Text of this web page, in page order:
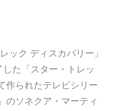
ック ディスカバリー」
た「スター・トレッ
作られたテレビシリー
のソネクア・マーティ